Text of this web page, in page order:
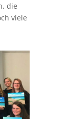
die
viele